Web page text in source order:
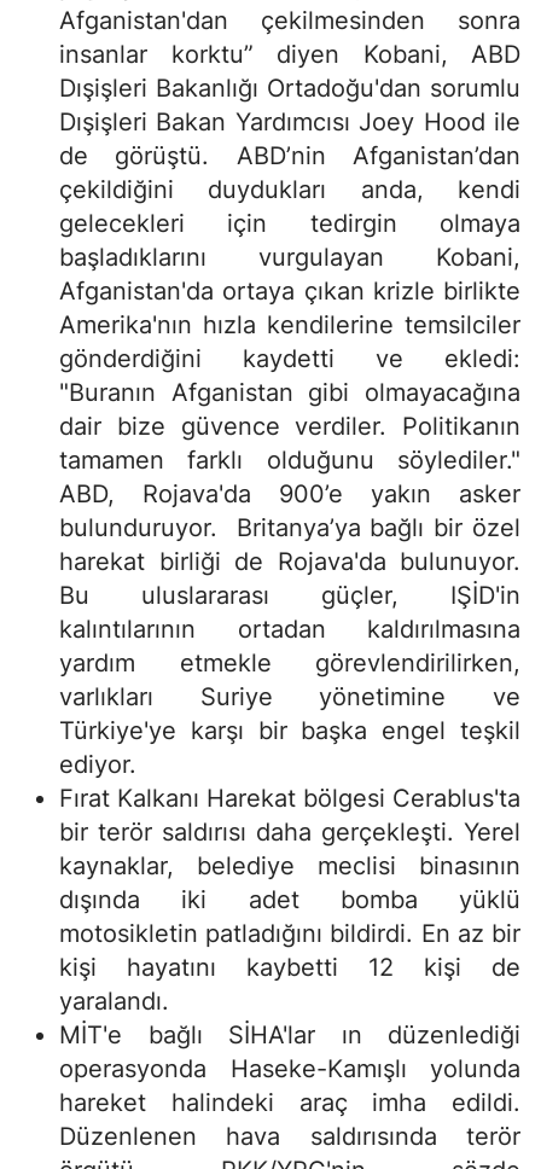
Afganistan'dan çekilmesinden sonra
insanlar korktu” diyen Kobani, ABD
Dışişleri Bakanlığı Ortadoğu'dan sorumlu
Dışişleri Bakan Yardımcısı Joey Hood ile
de görüştü. ABD’nin Afganistan’dan
çekildiğini duydukları anda, kendi
gelecekleri için tedirgin olmaya
başladıklarını vurgulayan Kobani,
Afganistan'da ortaya çıkan krizle birlikte
Amerika'nın hızla kendilerine temsilciler
gönderdiğini kaydetti ve ekledi:
"Buranın Afganistan gibi olmayacağına
dair bize güvence verdiler. Politikanın
tamamen farklı olduğunu söylediler."
ABD, Rojava'da 900’e yakın asker
bulunduruyor. Britanya’ya bağlı bir özel
harekat birliği de Rojava'da bulunuyor.
Bu uluslararası güçler, IŞİD'in
kalıntılarının ortadan kaldırılmasına
yardım etmekle görevlendirilirken,
varlıkları Suriye yönetimine ve
Türkiye'ye karşı bir başka engel teşkil
ediyor.
Fırat Kalkanı Harekat bölgesi Cerablus'ta
bir terör saldırısı daha gerçekleşti. Yerel
kaynaklar, belediye meclisi binasının
dışında iki adet bomba yüklü
motosikletin patladığını bildirdi. En az bir
kişi hayatını kaybetti 12 kişi de
yaralandı.
MİT'e bağlı SİHA'lar ın düzenlediği
operasyonda Haseke-Kamışlı yolunda
hareket halindeki araç imha edildi.
Düzenlenen hava saldırısında terör